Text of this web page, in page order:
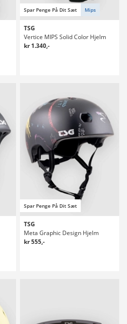
Spar Penge På Dit Sæt Mips
TSG
Vertice MIPS Solid Color Hjelm
kr 1.340,-
Spar Penge På Dit Sæt
TSG
Meta Graphic Design Hjelm
kr 555,-